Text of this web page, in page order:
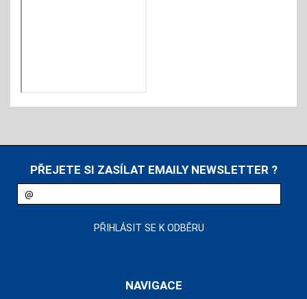
PŘEJETE SI ZASÍLAT EMAILY NEWSLETTER ?
NAVIGACE